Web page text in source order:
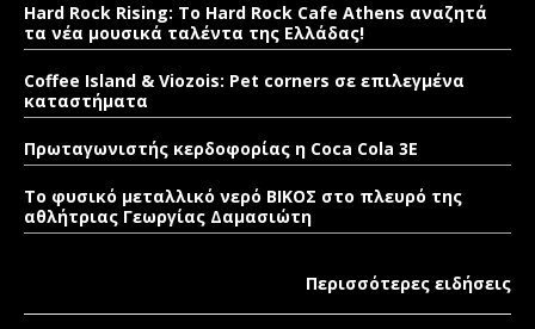
Hard Rock Rising: Το Hard Rock Cafe Athens αναζητά
τα νέα μουσικά ταλέντα της Ελλάδας!
Coffee Island & Viozois: Pet corners σε επιλεγμένα
καταστήματα
Πρωταγωνιστής κερδοφορίας η Coca Cola 3E
Το φυσικό μεταλλικό νερό ΒΙΚΟΣ στο πλευρό της
αθλήτριας Γεωργίας Δαμασιώτη
Περισσότερες ειδήσεις